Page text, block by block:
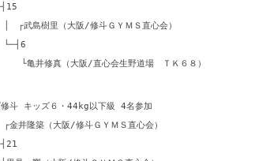
樹里（大阪/修斗ＧＹＭＳ直心会）
修真（大阪/直心会生野道場 ＴＫ６８）
斗 キッズ６・44kg以下級 4名参加
築（大阪/修斗ＧＹＭＳ直心会）